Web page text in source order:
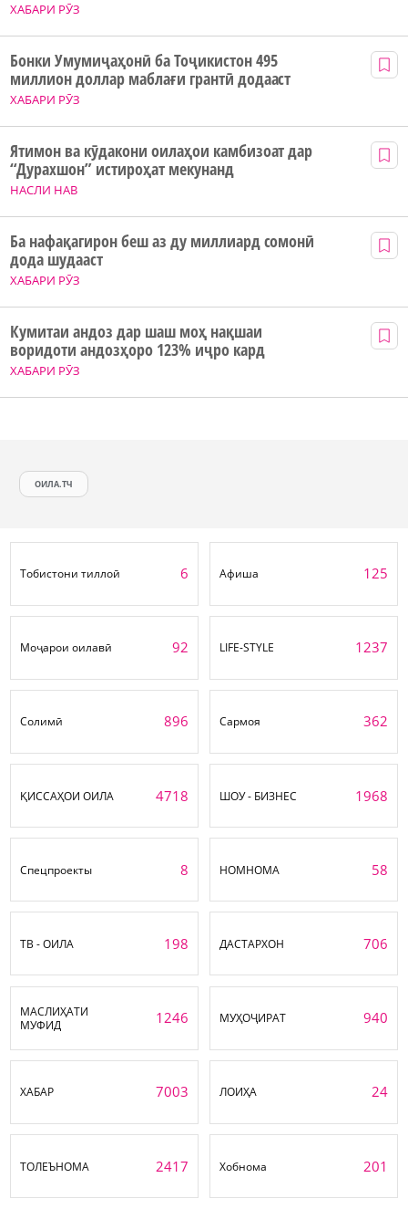
ХАБАРИ РӮЗ
ХАБАРИ РӮЗ
Бонки Умумиҷаҳонӣ ба Тоҷикистон 495
миллион доллар маблағи грантӣ додааст
НАСЛИ НАВ
Ятимон ва кӯдакони оилаҳои камбизоат дар
“Дурахшон” истироҳат мекунанд
ХАБАРИ РӮЗ
Ба нафақагирон беш аз ду миллиард сомонӣ
дода шудааст
ХАБАРИ РӮЗ
Кумитаи андоз дар шаш моҳ нақшаи
воридоти андозҳоро 123% иҷро кард
ОИЛА.ТЧ
Тобистони тиллоӣ 6 Афиша 125
Моҷарои оилавӣ 92 LIFE-STYLE 1237
Солимӣ 896 Сармоя 362
ҚИССАҲОИ ОИЛА 4718 ШОУ - БИЗНЕС 1968
Спецпроекты 8 НОМНОМА 58
ТВ - ОИЛА 198 ДАСТАРХОН 706
МАСЛИҲАТИ
МУФИД
1246 МУҲОҶИРАТ 940
ХАБАР 7003 ЛОИҲА 24
ТОЛЕЪНОМА 2417 Хобнома 201